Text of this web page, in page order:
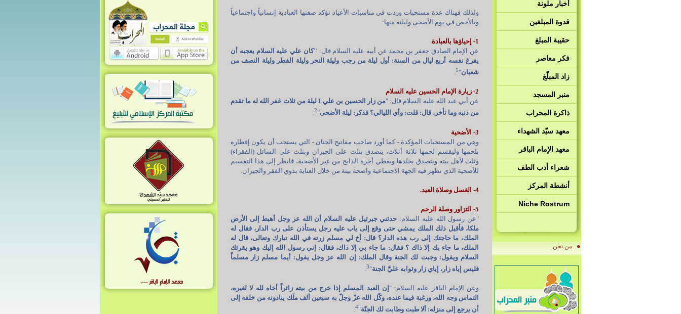
أخبار ملونة
قدوة المبلغين
حقيبة المبلغ
فكر معاصر
زاد المبلّغ
منبر المسجد
ذاكرة المحراب
معهد سيّد الشهداء
معهد الإمام الباقر
شعراء أدب الطف
أنشطة المركز
Niche Rostrum
من نحن
ولذلك فهناك عدة مستحبات وردت في مناسبات الأعياد تؤكد صفتها العبادية إنسانياً واجتماعياً
وبالأخص في يوم الأضحى وليلته منها:
1- إحياؤها بالعبادة
عن الإمام الصادق جعفر بن محمد عن أبيه عليه السلام قال: "كان علي عليه السلام يعجبه أن
يفرغ نفسه أربع ليال من السنة: أول ليلة من رجب وليلة النحر وليلة الفطر وليلة النصف من
شعبان"
1
.
2- زيارة الإمام الحسين عليه السلام
عن أبي عبد الله عليه السلام قال: "
من زار الحسين بن عليL ليلة من ثلاث غفر الله له ما تقدم
من ذنبه وما تأخر، قال: قلت: وأي الليالي؟ فذكر: ليلة الأضحى"
2
.
3- الأضحية
وهي من المستحبات المؤكدة - كما أورد صاحب مفاتيح الجنان - التي يستحب أن يكون إفطاره
بلحمها وليقسم لحمها ثلاثة أثلاث، يتصدق بثلث على الجيران وبثلث على السائل (الفقراء)
وثلث لأهل بيته ويتصدق بجلدها ويعطي أجرة الذابح من غير الأضحية، فانظر إلى هذا التقسيم
للأضحية الذي تظهر فيه الجهة الاجتماعية واضحة بينة من خلال العناية بذوي الفقر والجيران.
4- الغسل وصلاة العيد.
5- التزاور وصلة الرحم
"عن رسول الله عليه السلام: حدثني جبرئيل عليه السلام أن الله عز وجل أهبط إلى الأرض
ملكا، فأقبل ذلك الملك يمشي حتى وقع إلى باب عليه رجل يستأذن على رب الدار، فقال له
الملك، ما حاجتك إلى رب هذه الدار؟ قال: أخ لي مسلم زرته في الله تبارك وتعالى، قال له
الملك، ما جاء بك إلا ذاك ؟ فقال: ما جاء بي إلا ذاك، فقال: إني رسول الله إليك وهو يقرئك
السلام ويقول: وجبت لك الجنة وقال الملك: إن الله عز وجل يقول: أيما مسلم زار مسلماً
فليس إياه زار، إياي زار وثوابه عليَّ الجنة"
3
وعن الإمام الباقر عليه السلام: " إن العبد المسلم إذا خرج من بيته زائراً أخاه لله لا لغيره،
التماس وجه الله، ورغبة فيما عنده، وكّل الله عزّ وجلّ به سبعين ألف ملَك ينادونه من خلفه إلى
أن يرجع إلى منزله: ألا طبت وطابت لك الجنّة"
4
.